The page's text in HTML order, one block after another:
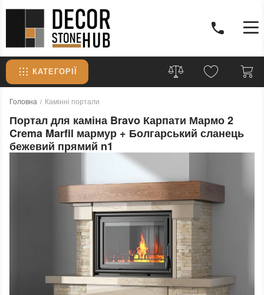
КАТЕГОРІЇ
Головна Камінні портали
Портал для каміна Bravo Карпати Мармо 2
Crema Marfil мармур + Болгарський сланець
бежевий прямий n1